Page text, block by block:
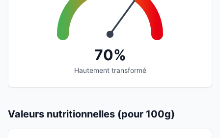
70%
Hautement transformé
Valeurs nutritionnelles (pour 100g)